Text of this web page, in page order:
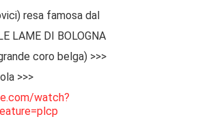
resa famosa dal
LAME DI BOLOGNA
coro belga) >>>
>>>
watch?